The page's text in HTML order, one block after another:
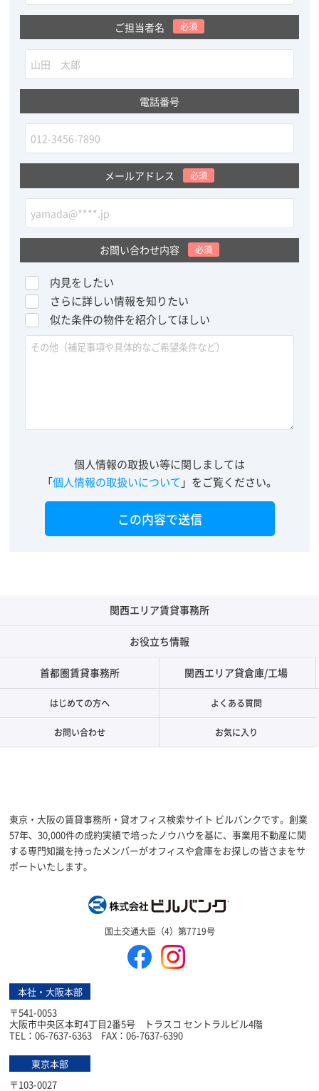
ご担当者名 必須
電話番号
メールアドレス 必須
お問い合わせ内容 必須
内見をしたい
さらに詳しい情報を知りたい
似た条件の物件を紹介してほしい
個人情報の取扱い等に関しましては
「個人情報の取扱いについて 」をご覧ください。
関西エリア賃貸事務所
お役立ち情報
首都圏賃貸事務所 関西エリア貸倉庫/工場
はじめての方へ よくある質問
お問い合わせ お気に入り
東京・大阪の賃貸事務所・貸オフィス検索サイト ビルバンクです。創業
57年、30,000件の成約実績で培ったノウハウを基に、事業用不動産に関
する専門知識を持ったメンバーがオフィスや倉庫をお探しの皆さまをサ
ポートいたします。
国土交通大臣（4）第7719号
本社・大阪本部
〒541-0053
大阪市中央区本町4丁目2番5号 トラスコ セントラルビル4階
TEL：06-7637-6363 FAX：06-7637-6390
東京本部
〒103-0027